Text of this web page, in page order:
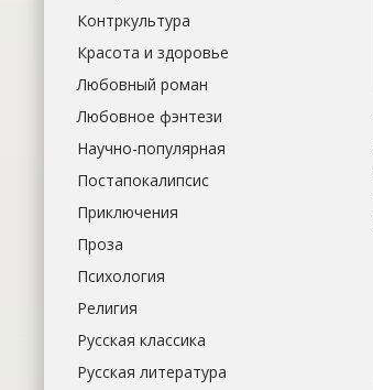
Контркультура
Красота и здоровье
Любовный роман
Любовное фэнтези
Научно-популярная
Постапокалипсис
Приключения
Проза
Психология
Религия
Русская классика
Русская литература